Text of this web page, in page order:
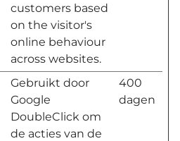
customers based
on the visitor's
online behaviour
across websites.
Gebruikt door
Google
DoubleClick om
de acties van de
400
dagen